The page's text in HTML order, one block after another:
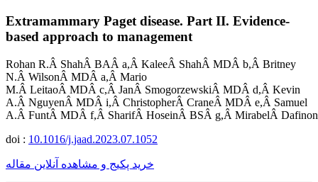
Extramammary Paget disease. Part II. Evidence-
based approach to management
Rohan R.Â ShahÂ BAÂ a,Â KaleeÂ ShahÂ MDÂ b,Â Britney
N.Â WilsonÂ MDÂ a,Â Mario
M.Â LeitaoÂ MDÂ c,Â JanÂ SmogorzewskiÂ MDÂ d,Â Kevin
A.Â NguyenÂ MDÂ i,Â ChristopherÂ CraneÂ MDÂ e,Â Samuel
A.Â FuntÂ MDÂ f,Â SharifÂ HoseinÂ BSÂ g,Â MirabelÂ
doi : 10.1016/j.jaad.2023.07.1052
خرید پکیج و مشاهده آنلاین مقاله